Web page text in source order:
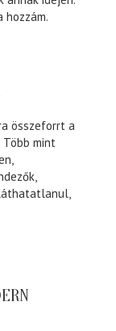
összeforrt a
mint